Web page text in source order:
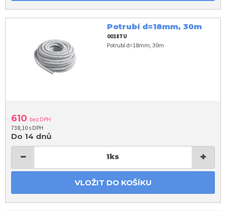
Potrubí d=18mm, 30m
0018TU
Potrubí d=18mm, 30m
610 bez DPH
738,10 s DPH
Do 14 dnů
− 1ks +
VLOŽIT DO KOŠÍKU